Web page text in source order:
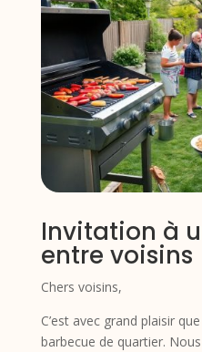
Invitation à
entre voisins
Chers voisins,
C’est avec grand plaisir
barbecue de quartier.